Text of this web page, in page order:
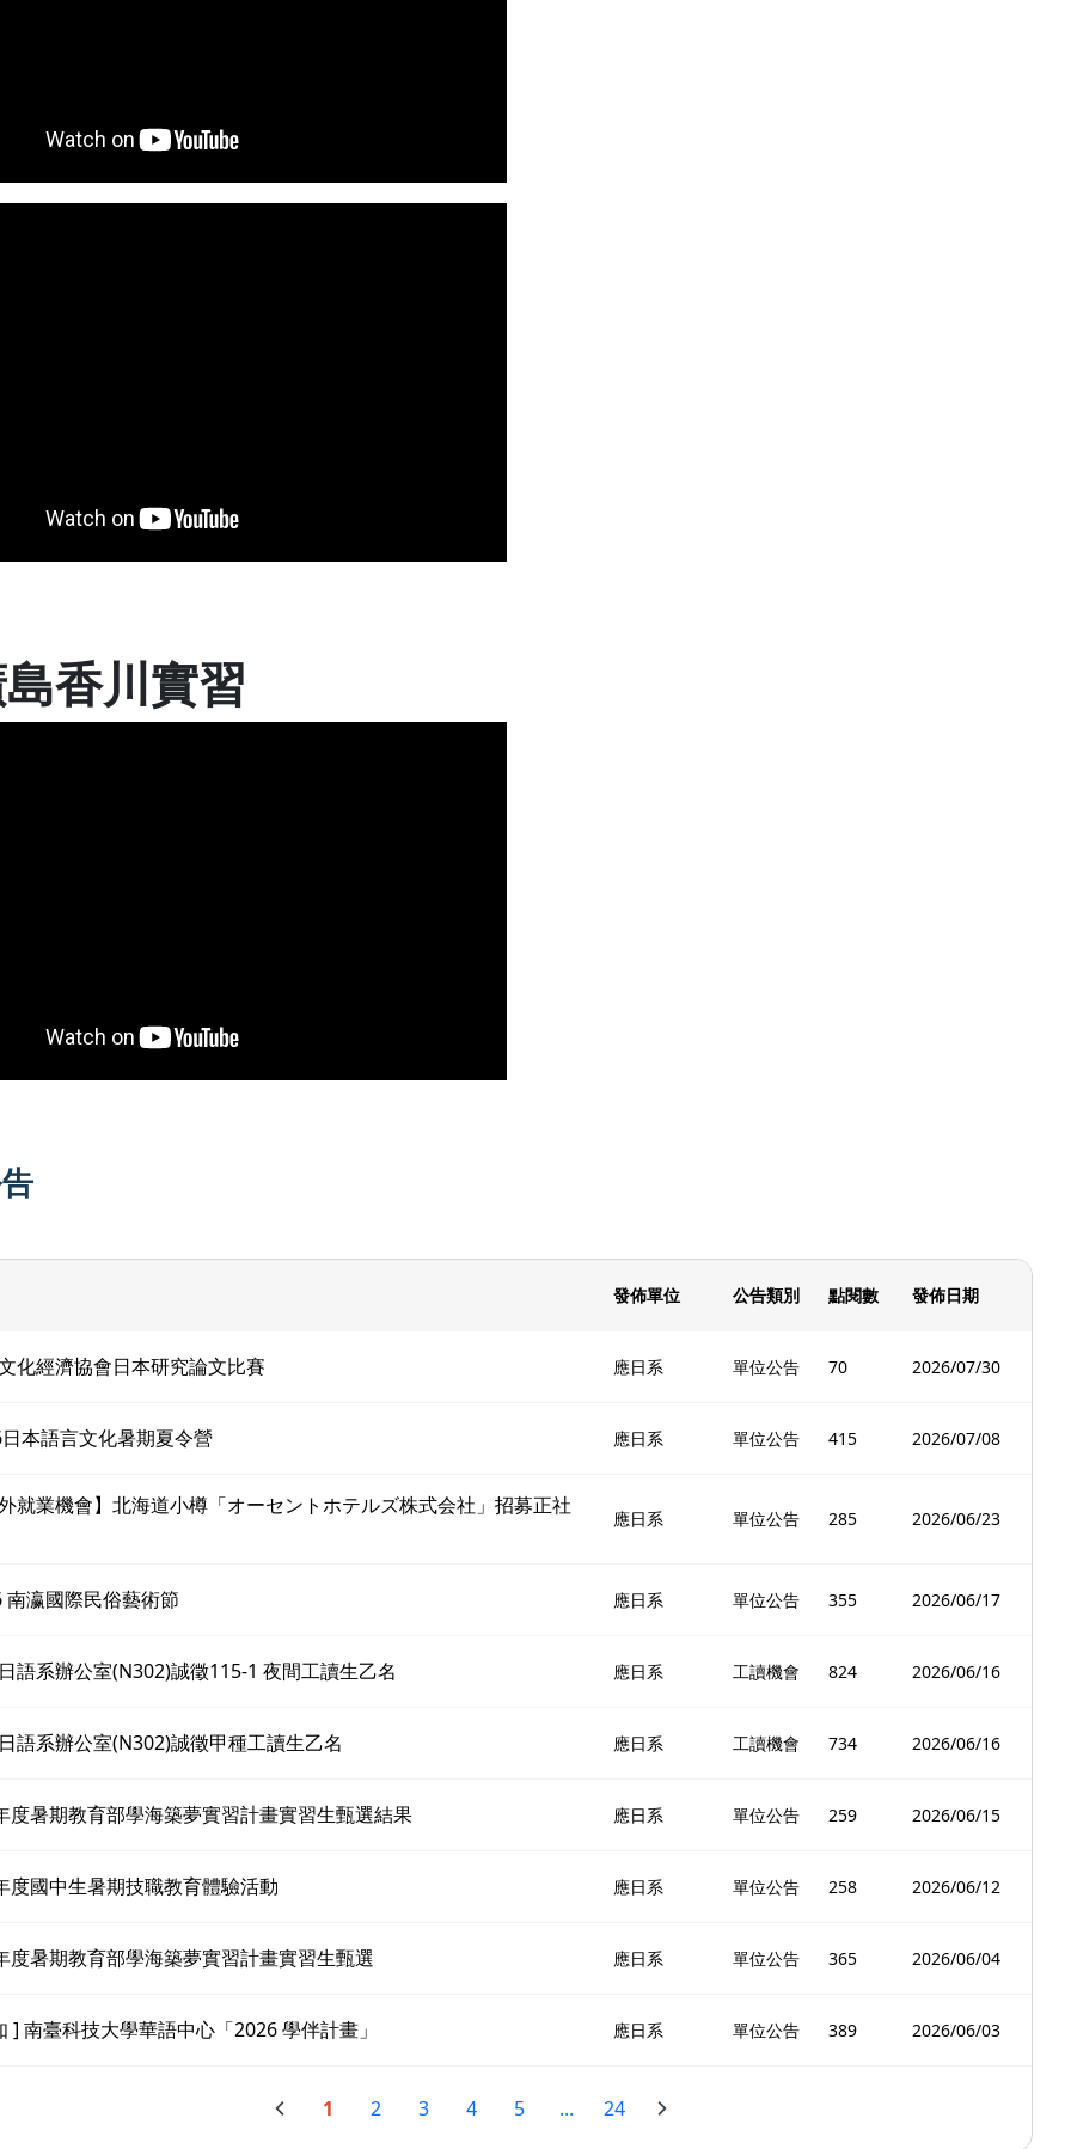
香川實習
發佈單位 公告類別 點閱數 發佈日期
化經濟協會日本研究論文比賽 應日系 單位公告 70 2026/07/30
本語言文化暑期夏令營 應日系 單位公告 415 2026/07/08
就業機會】北海道小樽「オーセントホテルズ株式会社」招募正社
應日系 單位公告 285 2026/06/23
南瀛國際民俗藝術節 應日系 單位公告 355 2026/06/17
語系辦公室(N302)誠徵115-1 夜間工讀生乙名 應日系 工讀機會 824 2026/06/16
語系辦公室(N302)誠徵甲種工讀生乙名 應日系 工讀機會 734 2026/06/16
度暑期教育部學海築夢實習計畫實習生甄選結果 應日系 單位公告 259 2026/06/15
度國中生暑期技職教育體驗活動 應日系 單位公告 258 2026/06/12
度暑期教育部學海築夢實習計畫實習生甄選 應日系 單位公告 365 2026/06/04
] 南臺科技大學華語中心「2026 學伴計畫」 應日系 單位公告 389 2026/06/03
1 2 3 4 5 ... 24